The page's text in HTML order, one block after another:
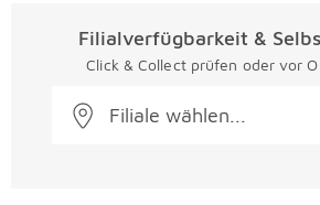
Filialverfügbarkeit &
Click & Collect prüfen oder vor
Filiale wählen...